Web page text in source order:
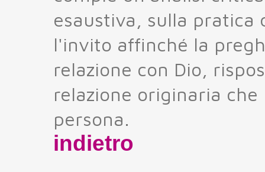
esaustiva, sulla pratica
l'invito affinché la
relazione con Dio,
relazione originaria
persona.
indietro